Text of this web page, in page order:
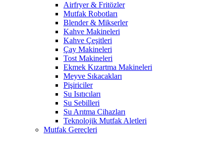
Airfryer & Fritözler
Mutfak Robotları
Blender & Mikserler
Kahve Makineleri
Kahve Çeşitleri
Çay Makineleri
Tost Makineleri
Ekmek Kızartma Makineleri
Meyve Sıkacakları
Pişiriciler
Su Isıtıcıları
Su Sebilleri
Su Arıtma Cihazları
Teknolojik Mutfak Aletleri
Mutfak Gereçleri